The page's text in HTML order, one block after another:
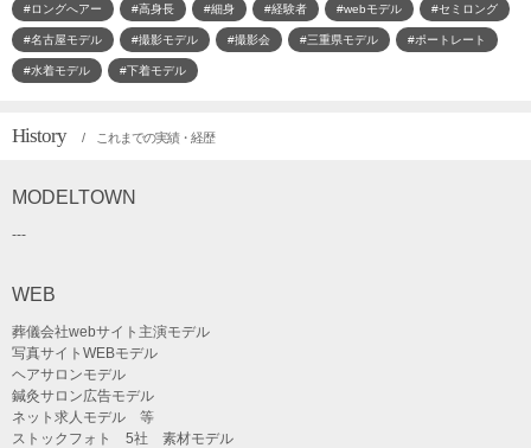
#ロングへアー #高身長 #細身 #経験者 #webモデル #セミロング
#名古屋モデル #撮影モデル #撮影会 #三重県モデル #ポートレート
#水着モデル #下着モデル
History / これまでの実績・経歴
MODELTOWN
---
WEB
葬儀会社webサイト主演モデル
写真サイトWEBモデル
ヘアサロンモデル
鍼灸サロン広告モデル
ネット求人モデル 等
ストックフォト 5社 素材モデル